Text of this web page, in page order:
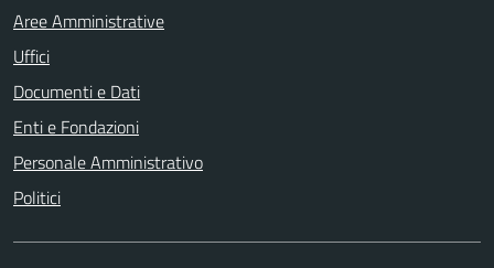
Aree Amministrative
Uffici
Documenti e Dati
Enti e Fondazioni
Personale Amministrativo
Politici